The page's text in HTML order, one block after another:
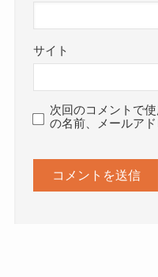
サイト
次回のコメントで
の名前、メールア